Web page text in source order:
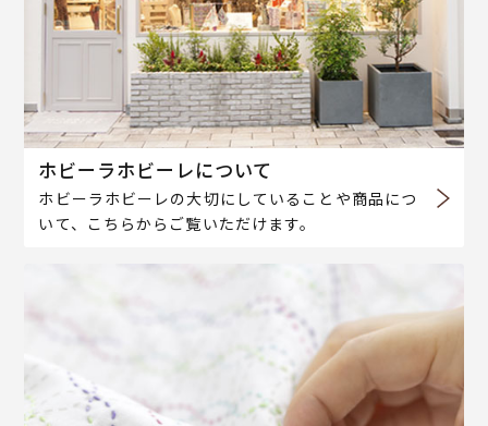
ホビーラホビーレについて
ホビーラホビーレの大切にしていることや商品につ
いて、こちらからご覧いただけます。